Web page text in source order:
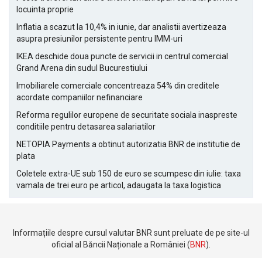
locuinta proprie
Inflatia a scazut la 10,4% in iunie, dar analistii avertizeaza
asupra presiunilor persistente pentru IMM-uri
IKEA deschide doua puncte de servicii in centrul comercial
Grand Arena din sudul Bucurestiului
Imobiliarele comerciale concentreaza 54% din creditele
acordate companiilor nefinanciare
Reforma regulilor europene de securitate sociala inaspreste
conditiile pentru detasarea salariatilor
NETOPIA Payments a obtinut autorizatia BNR de institutie de
plata
Coletele extra-UE sub 150 de euro se scumpesc din iulie: taxa
vamala de trei euro pe articol, adaugata la taxa logistica
Informațiile despre cursul valutar BNR sunt preluate de pe site-ul
oficial al Băncii Naționale a României (BNR).